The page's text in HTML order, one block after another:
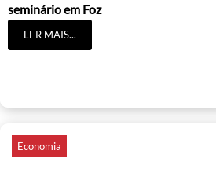
seminário em Foz
LER MAIS...
Economia